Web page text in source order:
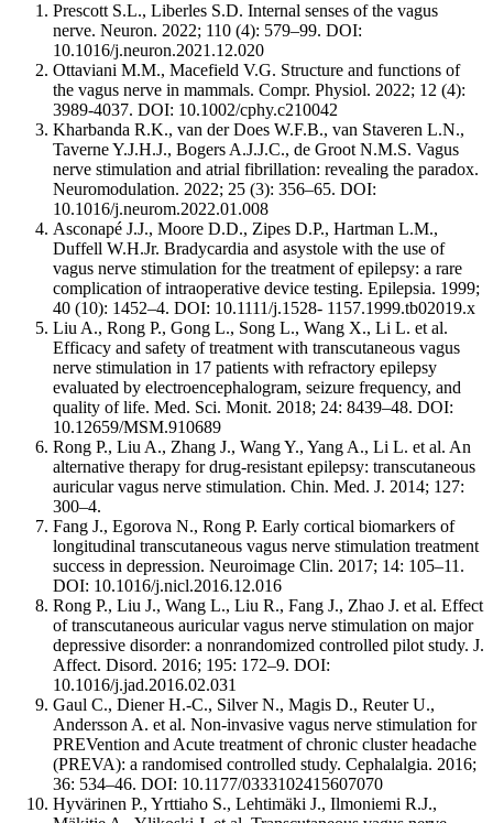
Prescott S.L., Liberles S.D. Internal senses of the vagus
nerve. Neuron. 2022; 110 (4): 579–99. DOI:
10.1016/j.neuron.2021.12.020
Ottaviani M.M., Macefield V.G. Structure and functions of
the vagus nerve in mammals. Compr. Physiol. 2022; 12 (4):
3989-4037. DOI: 10.1002/cphy.c210042
Kharbanda R.K., van der Does W.F.B., van Staveren L.N.,
Taverne Y.J.H.J., Bogers A.J.J.C., de Groot N.M.S. Vagus
nerve stimulation and atrial fibrillation: revealing the paradox.
Neuromodulation. 2022; 25 (3): 356–65. DOI:
10.1016/j.neurom.2022.01.008
Asconapé J.J., Moore D.D., Zipes D.P., Hartman L.M.,
Duffell W.H.Jr. Bradycardia and asystole with the use of
vagus nerve stimulation for the treatment of epilepsy: a rare
complication of intraoperative device testing. Epilepsia. 1999;
40 (10): 1452–4. DOI: 10.1111/j.1528- 1157.1999.tb02019.x
Liu A., Rong P., Gong L., Song L., Wang X., Li L. et al.
Efficacy and safety of treatment with transcutaneous vagus
nerve stimulation in 17 patients with refractory epilepsy
evaluated by electroencephalogram, seizure frequency, and
quality of life. Med. Sci. Monit. 2018; 24: 8439–48. DOI:
10.12659/MSM.910689
Rong P., Liu A., Zhang J., Wang Y., Yang A., Li L. et al. An
alternative therapy for drug-resistant epilepsy: transcutaneous
auricular vagus nerve stimulation. Chin. Med. J. 2014; 127:
300–4.
Fang J., Egorova N., Rong P. Early cortical biomarkers of
longitudinal transcutaneous vagus nerve stimulation treatment
success in depression. Neuroimage Clin. 2017; 14: 105–11.
DOI: 10.1016/j.nicl.2016.12.016
Rong P., Liu J., Wang L., Liu R., Fang J., Zhao J. et al. Effect
of transcutaneous auricular vagus nerve stimulation on major
depressive disorder: a nonrandomized controlled pilot study. J.
Affect. Disord. 2016; 195: 172–9. DOI:
10.1016/j.jad.2016.02.031
Gaul C., Diener H.-C., Silver N., Magis D., Reuter U.,
Andersson A. et al. Non-invasive vagus nerve stimulation for
PREVention and Acute treatment of chronic cluster headache
(PREVA): a randomised controlled study. Cephalalgia. 2016;
36: 534–46. DOI: 10.1177/0333102415607070
Hyvärinen P., Yrttiaho S., Lehtimäki J., Ilmoniemi R.J.,